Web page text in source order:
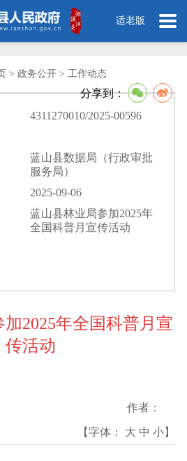
适老版
> 政务公开 > 工作动态
分享到：
4311270010/2025-00596
蓝山县数据局（行政审批
服务局）
2025-09-06
蓝山县林业局参加2025年
全国科普月宣传活动
2025年全国科普月宣
传活动
作者：
【字体： 大 中 小】